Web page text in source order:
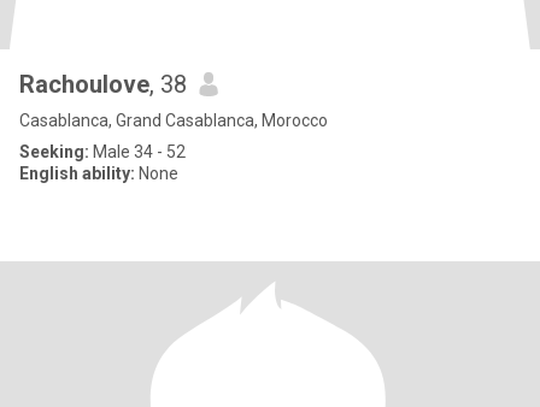
Rachoulove, 38
Casablanca, Grand Casablanca, Morocco
Seeking: Male 34 - 52
English ability: None